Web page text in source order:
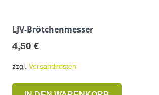
LJV-Brötchenmesser
4,50 €
zzgl. Versandkosten